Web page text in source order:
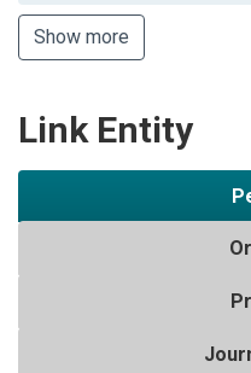
Show more
Link Entity